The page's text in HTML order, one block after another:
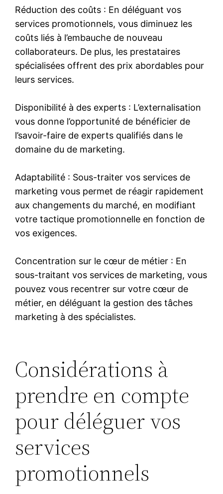
Réduction des coûts : En déléguant vos
services promotionnels, vous diminuez les
coûts liés à l’embauche de nouveau
collaborateurs. De plus, les prestataires
spécialisées offrent des prix abordables pour
leurs services.
Disponibilité à des experts : L’externalisation
vous donne l’opportunité de bénéficier de
l’savoir-faire de experts qualifiés dans le
domaine du de marketing.
Adaptabilité : Sous-traiter vos services de
marketing vous permet de réagir rapidement
aux changements du marché, en modifiant
votre tactique promotionnelle en fonction de
vos exigences.
Concentration sur le cœur de métier : En
sous-traitant vos services de marketing, vous
pouvez vous recentrer sur votre cœur de
métier, en déléguant la gestion des tâches
marketing à des spécialistes.
Considérations à
prendre en compte
pour déléguer vos
services
promotionnels